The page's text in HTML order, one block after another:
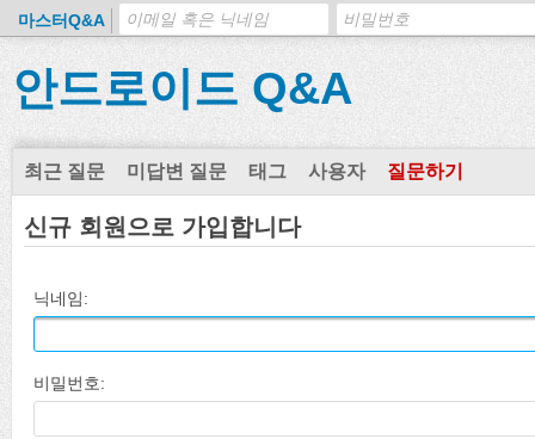
마스터Q&A
안드로이드 Q&A
최근 질문 미답변 질문 태그 사용자 질문하기
신규 회원으로 가입합니다
닉네임:
비밀번호: